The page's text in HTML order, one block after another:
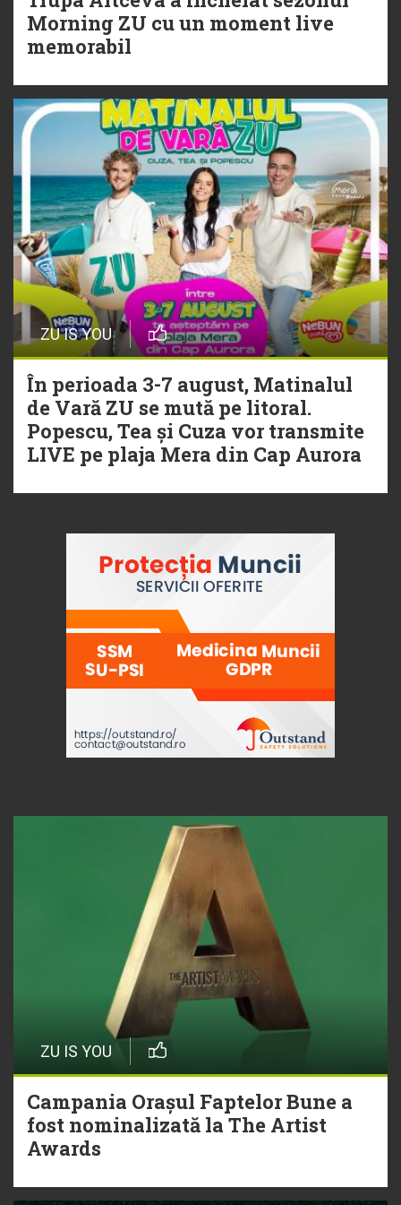
20 Iulie
Torpedoul lui Morar: Theo Rose -
Morning ZU cu un moment live
memorabil
ZU IS YOU
În perioada 3-7 august, Matinalul
de Vară ZU se mută pe litoral.
Popescu, Tea și Cuza vor transmite
LIVE pe plaja Mera din Cap Aurora
ZU IS YOU
Campania Orașul Faptelor Bune a
fost nominalizată la The Artist
Awards